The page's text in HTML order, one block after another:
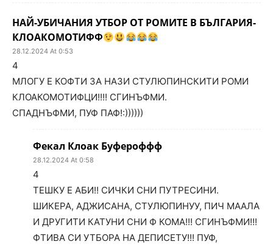
НАЙ-УБИЧАНИЯ УТБОР ОТ РОМИТЕ В БЪЛГАРИЯ-
КЛОАКОМОТИФФ
28.12.2024 At 0:53
4
МЛОГУ Е КОФТИ ЗА НАЗИ СТУЛЮПИНСКИТИ РОМИ
КЛОАКОМОТИФЦИ!!!! СГИНЪФМИ.
СПАДНЪФМИ, ПУФ ПАФ!:))))))
Фекал Клоак Буфероффф
28.12.2024 At 0:58
4
ТЕШКУ Е АБИ!! СИЧКИ СНИ ПУТРЕСИНИ.
ШИКЕРА, АДЖИСАНА, СТУЛЮПИНУУ, ПИЧ МААЛА
И ДРУГИТИ КАТУНИ СНИ Ф КОМА!!! СГИНЪФМИ!!!
ФТИВА СИ УТБОРА НА ДЕПИСЕТУ!!! ПУФ,